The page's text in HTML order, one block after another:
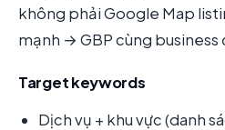
không phải Google Map
mạnh → GBP cùng
Target keywords
Dịch vụ + khu vực (danh